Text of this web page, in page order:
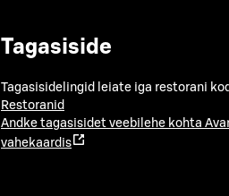
Tagasiside
Tagasisidelingid leiate iga restorani
Restoranid
Andke tagasisidet veebilehe kohta
vahekaardis